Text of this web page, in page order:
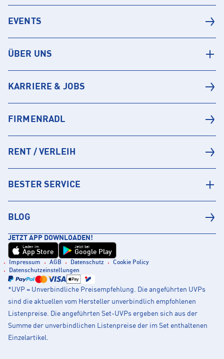
EVENTS
ÜBER UNS
KARRIERE & JOBS
FIRMENRADL
RENT / VERLEIH
BESTER SERVICE
BLOG
JETZT APP DOWNLOADEN!
Laden im
App Store
Jetzt bei
Google Play
Impressum AGB Datenschutz
Cookie Policy
Datenschutzeinstellungen
*UVP = Unverbindliche Preisempfehlung. Die angeführten UVPs
sind die aktuellen vom Hersteller unverbindlich empfohlenen
Listenpreise. Die angeführten Set-UVPs ergeben sich aus der
Summe der unverbindlichen Listenpreise der im Set enthaltenen
Einzelartikel.